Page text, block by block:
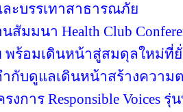
ะบรรเทาสาธารณภัย
นสัมมนา Health Club
พร้อมเดินหน้าสู่สมดุลใหม่ที่
กับดูแลเดินหน้าสร้างความ
การ Responsible Voices รุ่